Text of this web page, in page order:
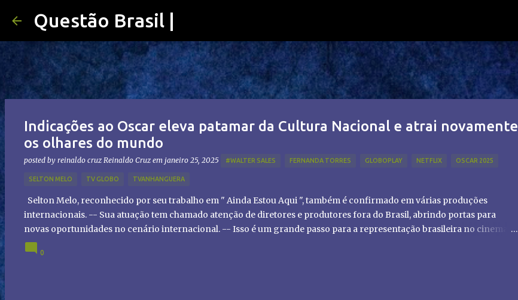
Questão Brasil |
Indicações ao Oscar eleva patamar da Cultura Nacional e atrai novamente
os olhares do mundo
posted by reinaldo cruz Reinaldo Cruz em janeiro 25, 2025 #WALTER SALES FERNANDA TORRES GLOBOPLAY NETFLIX OSCAR 2025
SELTON MELO TV GLOBO TVANHANGUERA
Selton Melo, reconhecido por seu trabalho em " Ainda Estou Aqui ", também é confirmado em várias produções
internacionais. -- Sua atuação tem chamado atenção de diretores e produtores fora do Brasil, abrindo portas para
novas oportunidades no cenário internacional. -- Isso é um grande passo para a representação brasileira no cinema
global!
0